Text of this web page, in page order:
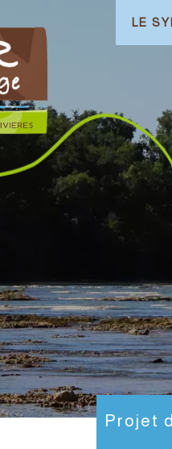
LE
Projet